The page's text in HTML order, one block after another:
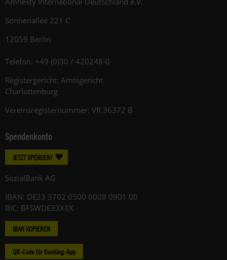
Sonnenallee 221 C
12059 Berlin
Telefon: +49 (0)30 / 420248-0
Registergericht: Amtsgericht
Charlottenburg
Vereinsregisternummer: VR 36372 B
Spendenkonto
JETZT SPENDEN!
SozialBank AG
IBAN: DE23 3702 0500 0008 0901 00
BIC: BFSWDE33XXX
IBAN KOPIEREN
QR-Code für Banking-App